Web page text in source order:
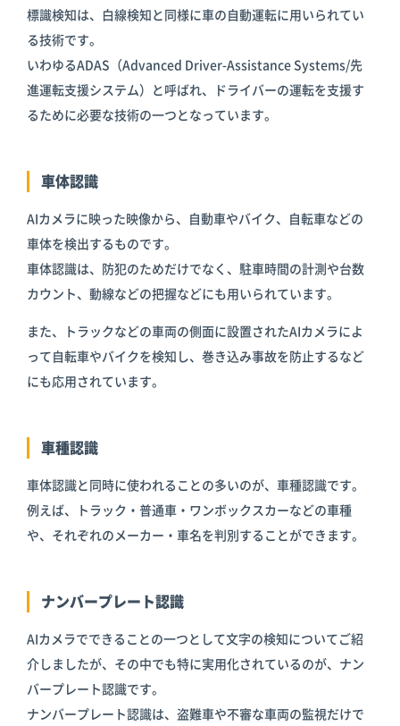
標識検知は、白線検知と同様に車の自動運転に用いられてい
る技術です。
いわゆるADAS（Advanced Driver-Assistance Systems/先
進運転支援システム）と呼ばれ、ドライバーの運転を支援す
るために必要な技術の一つとなっています。
車体認識
AIカメラに映った映像から、自動車やバイク、自転車などの
車体を検出するものです。
車体認識は、防犯のためだけでなく、駐車時間の計測や台数
カウント、動線などの把握などにも用いられています。
また、トラックなどの車両の側面に設置されたAIカメラによ
って自転車やバイクを検知し、巻き込み事故を防止するなど
にも応用されています。
車種認識
車体認識と同時に使われることの多いのが、車種認識です。
例えば、トラック・普通車・ワンボックスカーなどの車種
や、それぞれのメーカー・車名を判別することができます。
ナンバープレート認識
AIカメラでできることの一つとして文字の検知についてご紹
介しましたが、その中でも特に実用化されているのが、ナン
バープレート認識です。
ナンバープレート認識は、盗難車や不審な車両の監視だけで